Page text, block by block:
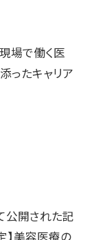
場で働く医
ったキャリア
開された記